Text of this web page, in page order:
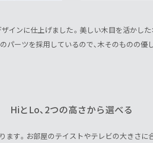
ンに仕上げました。美しい木目を活かし
パーツを採用しているので、木そのものの優
HiとLo、2つの高さから選べる
す。お部屋のテイストやテレビの大きさに